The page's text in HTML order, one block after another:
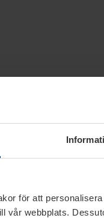
för att
vår webbplats.